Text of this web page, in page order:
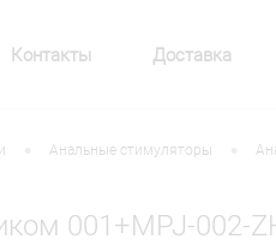
Контакты Доставка
Анальные стимуляторы
001+MPJ-002-